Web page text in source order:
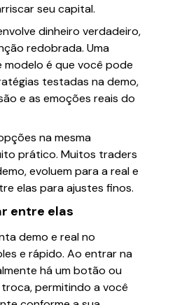
seu capital.
dinheiro verdadeiro,
redobrada. Uma
modelo é que você pode
testadas na demo,
e as emoções reais do
na mesma
prático. Muitos traders
evoluem para a real e
elas para ajustes finos.
entre elas
demo e real no
e rápido. Ao entrar na
há um botão ou
permitindo a você